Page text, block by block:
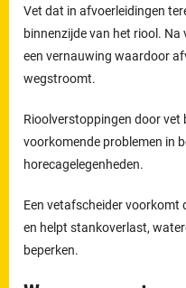
Vet dat in afvoerleidingen
binnenzijde van het riool.
een vernauwing waardoor
wegstroomt.
Rioolverstoppingen door vet
voorkomende problemen in
horecagelegenheden.
Een vetafscheider voorkomt
en helpt stankoverlast,
beperken.